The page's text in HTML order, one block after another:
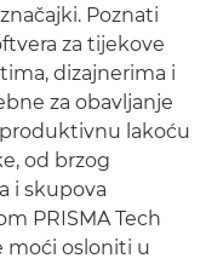
Poznati
za tijekove
dizajnerima i
za obavljanje
produktivnu lakoću
od brzog
i skupova
PRISMA Tech
moći osloniti u